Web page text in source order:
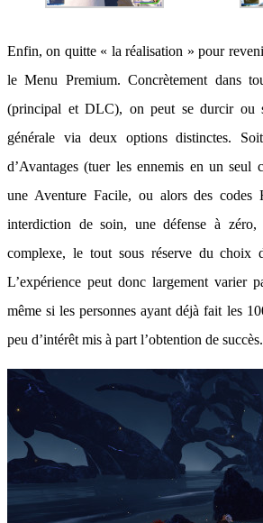
Enfin, on quitte « la réalisation » pour
le Menu Premium. Concrètement dans
(principal et DLC), on peut se durcir ou
générale via deux options distinctes.
d’Avantages (tuer les ennemis en un
une Aventure Facile, ou alors des codes
interdiction de soin, une défense à
complexe, le tout sous réserve du choix
L’expérience peut donc largement varier
même si les personnes ayant déjà fait les
peu d’intérêt mis à part l’obtention de succès.